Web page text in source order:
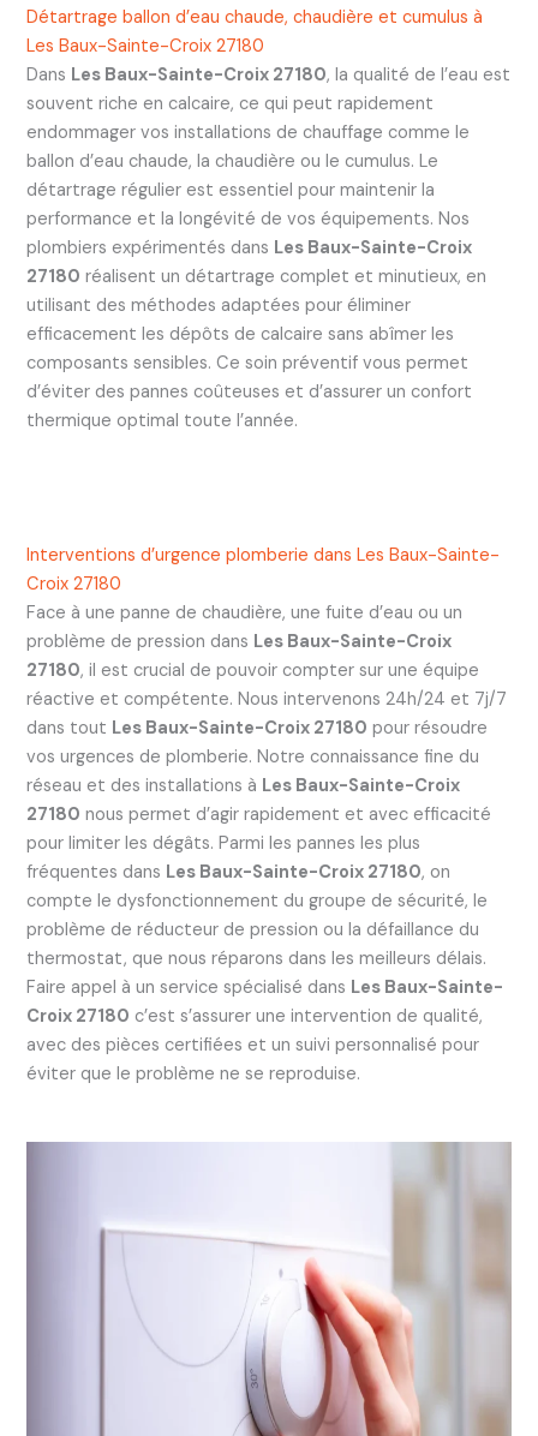
Détartrage ballon d’eau chaude, chaudière et cumulus à
Les Baux-Sainte-Croix 27180
Dans Les Baux-Sainte-Croix 27180, la qualité de l’eau est
souvent riche en calcaire, ce qui peut rapidement
endommager vos installations de chauffage comme le
ballon d’eau chaude, la chaudière ou le cumulus. Le
détartrage régulier est essentiel pour maintenir la
performance et la longévité de vos équipements. Nos
plombiers expérimentés dans Les Baux-Sainte-Croix
27180 réalisent un détartrage complet et minutieux, en
utilisant des méthodes adaptées pour éliminer
efficacement les dépôts de calcaire sans abîmer les
composants sensibles. Ce soin préventif vous permet
d’éviter des pannes coûteuses et d’assurer un confort
thermique optimal toute l’année.
Interventions d’urgence plomberie dans Les Baux-Sainte-
Croix 27180
Face à une panne de chaudière, une fuite d’eau ou un
problème de pression dans Les Baux-Sainte-Croix
27180, il est crucial de pouvoir compter sur une équipe
réactive et compétente. Nous intervenons 24h/24 et 7j/7
dans tout Les Baux-Sainte-Croix 27180 pour résoudre
vos urgences de plomberie. Notre connaissance fine du
réseau et des installations à Les Baux-Sainte-Croix
27180 nous permet d’agir rapidement et avec efficacité
pour limiter les dégâts. Parmi les pannes les plus
fréquentes dans Les Baux-Sainte-Croix 27180, on
compte le dysfonctionnement du groupe de sécurité, le
problème de réducteur de pression ou la défaillance du
thermostat, que nous réparons dans les meilleurs délais.
Faire appel à un service spécialisé dans Les Baux-Sainte-
Croix 27180 c’est s’assurer une intervention de qualité,
avec des pièces certifiées et un suivi personnalisé pour
éviter que le problème ne se reproduise.